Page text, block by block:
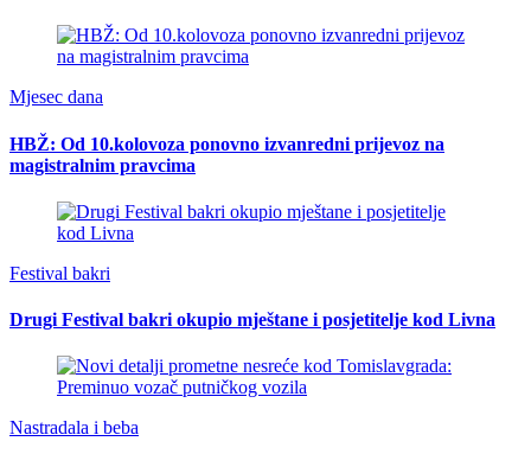
Mjesec dana
HBŽ: Od 10.kolovoza ponovno izvanredni prijevoz na
magistralnim pravcima
Festival bakri
Drugi Festival bakri okupio mještane i posjetitelje kod Livna
Nastradala i beba